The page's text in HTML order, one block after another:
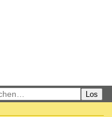
Los